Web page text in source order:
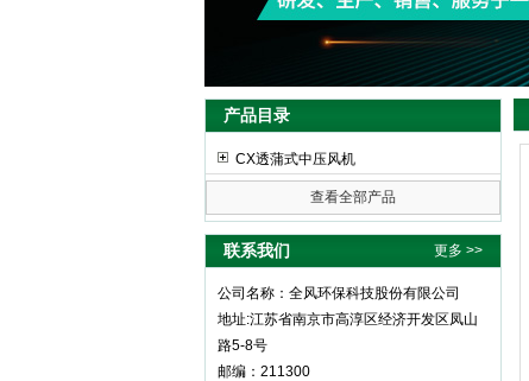
产品目录
CX透蒲式中压风机
查看全部产品
联系我们 更多 >>
公司名称：全风环保科技股份有限公司
地址:江苏省南京市高淳区经济开发区凤山
路5-8号
邮编：211300